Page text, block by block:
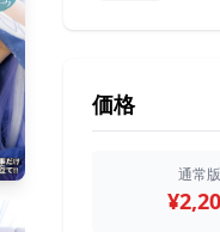
価格
通常版